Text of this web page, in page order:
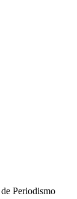
Periodismo